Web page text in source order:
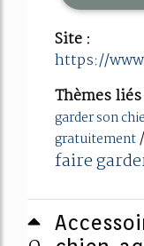
Site :
https://
Thèmes liés
garder son
gratuitement/
faire